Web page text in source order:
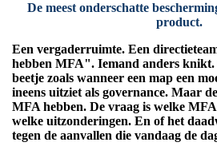
De meest onderschatte
product.
Een vergaderruimte. Een
hebben MFA". Iemand anders knikt.
beetje zoals wanneer een map een
ineens uitziet als governance. Maar
MFA hebben. De vraag is welke
welke uitzonderingen. En of het
tegen de aanvallen die vandaag de